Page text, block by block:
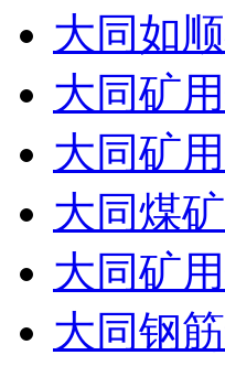
大同如
大同矿
大同矿
大同煤
大同矿
大同钢